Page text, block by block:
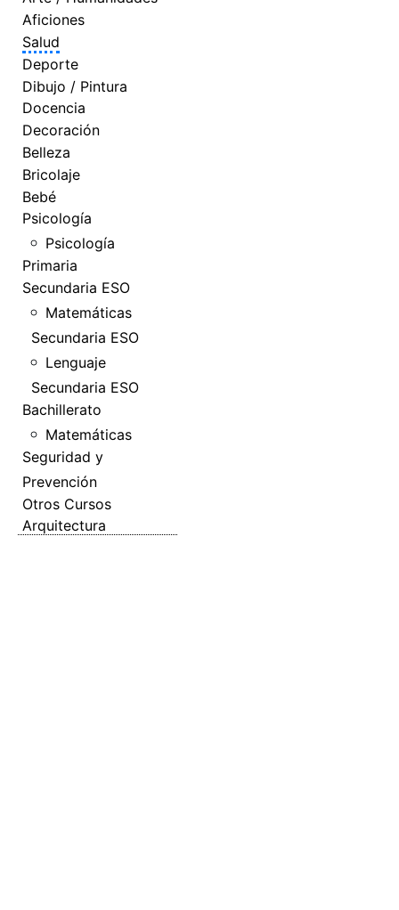
Aficiones
Salud
Deporte
Dibujo / Pintura
Docencia
Decoración
Belleza
Bricolaje
Bebé
Psicología
Psicología
Primaria
Secundaria ESO
Matemáticas
Secundaria ESO
Lenguaje
Secundaria ESO
Bachillerato
Matemáticas
Seguridad y
Prevención
Otros Cursos
Arquitectura